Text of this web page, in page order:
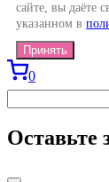
сайте, вы даёте
указанном в
Принять
0
Оставьте